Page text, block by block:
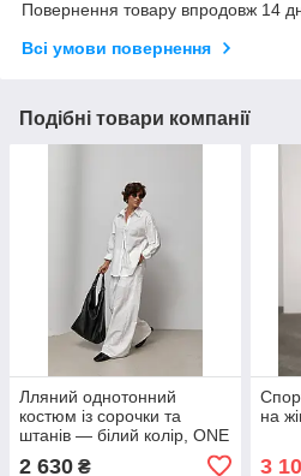
Повернення товару впродовж 14
Всі умови повернення
Подібні товари компанії
Лляний однотонний
костюм із сорочки та
штанів — білий колір, ONE
2 630 ₴
на
3